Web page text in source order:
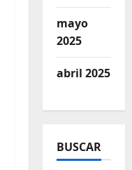
mayo
2025
abril 2025
BUSCAR